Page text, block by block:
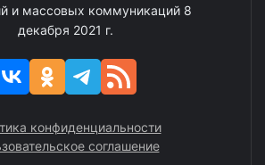
и массовых коммуникаций 8
декабря 2021 г.
конфиденциальности
соглашение